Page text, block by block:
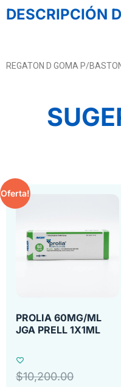
DESCRIPCIÓN
REGATON D GOMA P/
Oferta!
PROLIA 60MG/ML
JGA PRELL 1X1ML
$10,200.00